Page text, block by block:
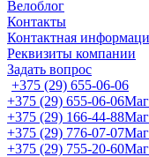
Велоблог
Контакты
Контактная
Реквизиты компании
Задать вопрос
+375 (29) 655-06-06
+375 (29) 655-06-06
+375 (29) 166-44-88
+375 (29) 776-07-07
+375 (29) 755-20-60